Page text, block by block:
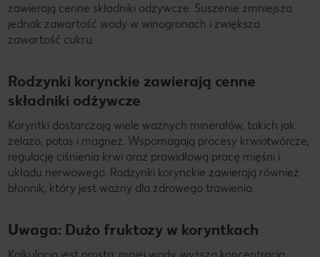
zawierają cenne składniki odżywcze. Suszenie zmniejsza
jednak zawartość wody w winogronach i zwiększa
zawartość cukru.
Rodzynki korynckie zawierają cenne
składniki odżywcze
Koryntki dostarczają wiele ważnych minerałów, takich jak
żelazo, potas i magnez. Wspomagają procesy krwiotwórcze,
regulację ciśnienia krwi oraz prawidłową pracę mięśni i
układu nerwowego. Rodzynki korynckie zawierają również
błonnik, który jest ważny dla zdrowego trawienia.
Uwaga: Dużo fruktozy w koryntkach